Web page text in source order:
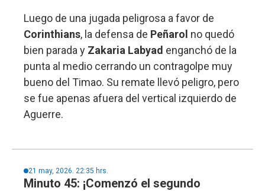
Luego de una jugada peligrosa a favor de
Corinthians, la defensa de Peñarol no quedó
bien parada y Zakaria Labyad enganchó de la
punta al medio cerrando un contragolpe muy
bueno del Timao. Su remate llevó peligro, pero
se fue apenas afuera del vertical izquierdo de
Aguerre.
21 may, 2026. 22:35 hrs.
Minuto 45: ¡Comenzó el segundo